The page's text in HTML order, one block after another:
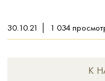
30.10.21 1 034
К